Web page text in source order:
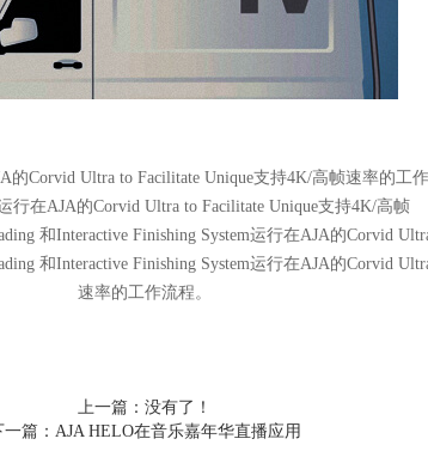
的Corvid Ultra to Facilitate Unique支持4K/高帧速率的工
行在AJA的Corvid Ultra to Facilitate Unique支持4K/高帧
和Interactive Finishing System运行在AJA的Corvid
和Interactive Finishing System运行在AJA的Corvid
速率的工作流程。
上一篇：没有了！
一篇： AJA HELO在音乐嘉年华直播应用